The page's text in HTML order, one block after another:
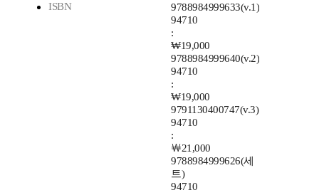
ISBN
9788984999633(v.1)
94710
:
₩19,000
9788984999640(v.2)
94710
:
₩19,000
9791130400747(v.3)
94710
:
￦21,000
9788984999626(세
트)
94710